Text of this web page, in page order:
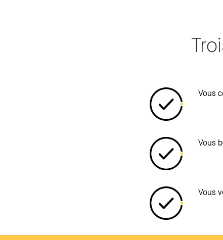
Vous
Vous
Vous